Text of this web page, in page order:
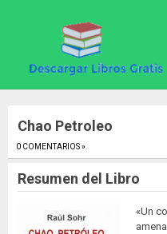
Chao Petroleo
0 COMENTARIOS ».
Resumen del Libro
«Un